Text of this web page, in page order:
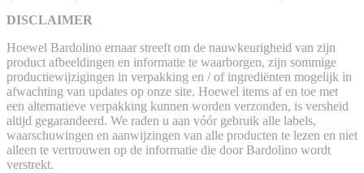
DISCLAIMER
Hoewel Bardolino ernaar streeft om de nauwkeurigheid van zijn
product afbeeldingen en informatie te waarborgen, zijn sommige
productiewijzigingen in verpakking en / of ingrediënten mogelijk in
afwachting van updates op onze site. Hoewel items af en toe met
een alternatieve verpakking kunnen worden verzonden, is versheid
altijd gegarandeerd. We raden u aan vóór gebruik alle labels,
waarschuwingen en aanwijzingen van alle producten te lezen en niet
alleen te vertrouwen op de informatie die door Bardolino wordt
verstrekt.